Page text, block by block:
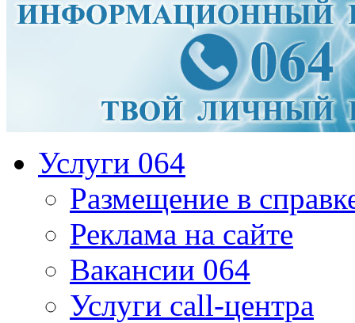
Услуги 064
Размещение в
Реклама на сайте
Вакансии 064
Услуги call-центра